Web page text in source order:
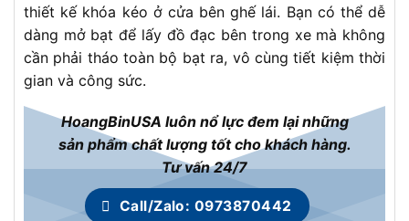
thiết kế khóa kéo ở cửa bên ghế lái. Bạn có thể dễ
dàng mở bạt để lấy đồ đạc bên trong xe mà không
cần phải tháo toàn bộ bạt ra, vô cùng tiết kiệm thời
gian và công sức.
HoangBinUSA luôn nổ lực đem lại những
sản phẩm chất lượng tốt cho khách hàng.
Tư vấn 24/7
Call/Zalo: 0973870442